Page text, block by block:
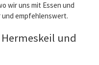
wir uns mit Essen und
und empfehlenswert.
und